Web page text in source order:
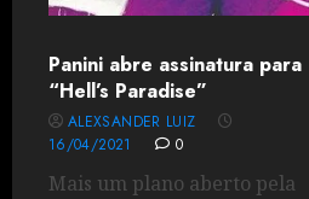
Panini abre assinatura para
“Hell’s Paradise”
ALEXSANDER LUIZ
16/04/2021
0
Mais um plano aberto pela